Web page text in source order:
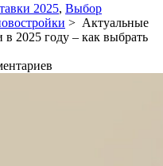
2025, Выбор
> Актуальные
в 2025 году – как выбрать